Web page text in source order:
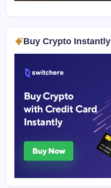
Buy Crypto Instantly